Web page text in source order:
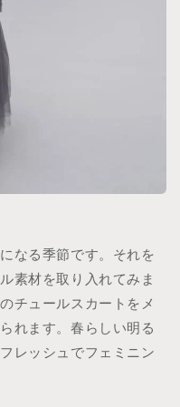
なる季節です。それを
素材を取り入れてみま
チュールスカートをメ
れます。春らしい明る
レッシュでフェミニン